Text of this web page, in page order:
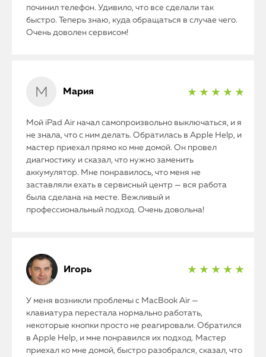
починил телефон. Удивило, что все сделали так
быстро. Теперь знаю, куда обращаться в случае чего.
Очень доволен сервисом!
Мария ★ ★ ★ ★ ★
Мой iPad Air начал самопроизвольно выключаться, и я
не знала, что с ним делать. Обратилась в Apple Help, и
мастер приехал прямо ко мне домой. Он провел
диагностику и сказал, что нужно заменить
аккумулятор. Мне понравилось, что меня не
заставляли ехать в сервисный центр — вся работа
была сделана на месте. Вежливый и
профессиональный подход. Очень довольна!
Игорь ★ ★ ★ ★ ★
У меня возникли проблемы с MacBook Air —
клавиатура перестала нормально работать,
некоторые кнопки просто не реагировали. Обратился
в Apple Help, и мне понравился их подход. Мастер
приехал ко мне домой, быстро разобрался, сказал, что